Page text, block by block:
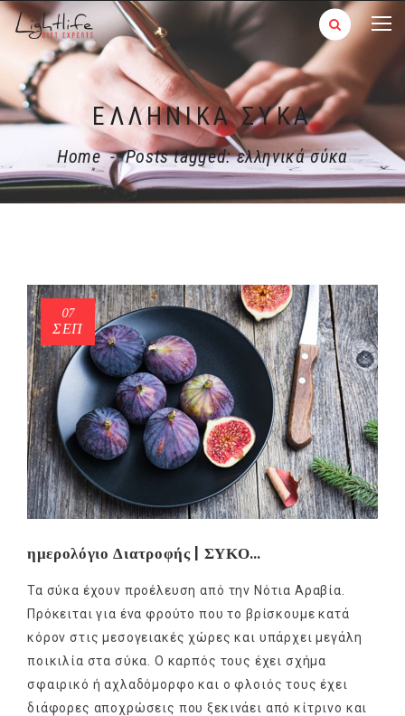
ΕΛΛΗΝΙΚΆ ΣΎΚΑ
Home - Posts tagged: ελληνικά σύκα
07
ΣΕΠ
ημερολόγιο Διατροφής | ΣΥΚΟ…
Τα σύκα έχουν προέλευση από την Νότια Αραβία.
Πρόκειται για ένα φρούτο που το βρίσκουμε κατά
κόρον στις μεσογειακές χώρες και υπάρχει μεγάλη
ποικιλία στα σύκα. Ο καρπός τους έχει σχήμα
σφαιρικό ή αχλαδόμορφο και ο φλοιός τους έχει
διάφορες αποχρώσεις που ξεκινάει από κίτρινο και